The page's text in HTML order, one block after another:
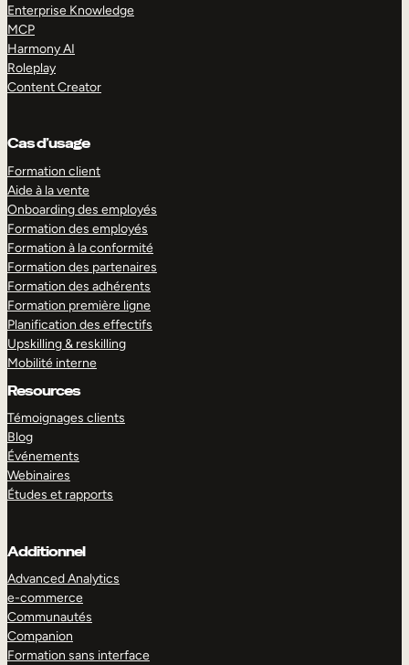
Enterprise Knowledge
MCP
Harmony AI
Roleplay
Content Creator
Cas d’usage
Formation client
Aide à la vente
Onboarding des employés
Formation des employés
Formation à la conformité
Formation des partenaires
Formation des adhérents
Formation première ligne
Planification des effectifs
Upskilling & reskilling
Mobilité interne
Resources
Témoignages clients
Blog
Événements
Webinaires
Études et rapports
Additionnel
Advanced Analytics
e-commerce
Communautés
Companion
Formation sans interface